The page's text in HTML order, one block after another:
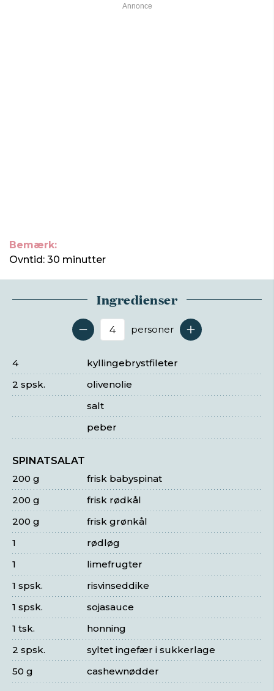
Bemærk:
Ovntid: 30 minutter
Ingredienser
Antal serveringer
personer
kyllingebrystfileter
4
olivenolie
2 spsk.
salt
peber
SPINATSALAT
frisk babyspinat
200 g
frisk rødkål
200 g
frisk grønkål
200 g
rødløg
1
limefrugter
1
risvinseddike
1 spsk.
sojasauce
1 spsk.
honning
1 tsk.
syltet ingefær i sukkerlage
2 spsk.
cashewnødder
50 g